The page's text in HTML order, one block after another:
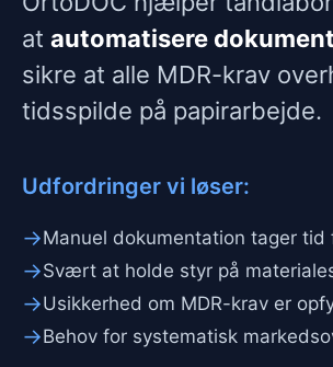
at automatisere
sikre at alle MDR-krav
tidsspilde på papirarbejde.
Udfordringer vi løser:
→Manuel dokumentation tager tid
→Svært at holde styr på
→Usikkerhed om MDR-krav er
→Behov for systematisk